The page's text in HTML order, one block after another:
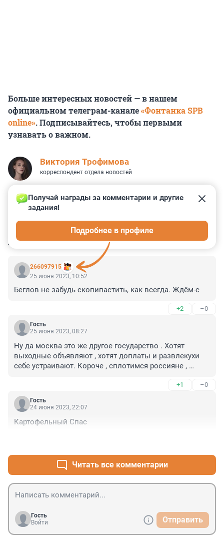
Больше интересных новостей — в нашем
официальном телеграм-канале«Фонтанка SPB
online». Подписывайтесь, чтобы первыми
узнавать о важном.
Виктория Трофимова
корреспондент отдела новостей
КОММЕНТАРИИ 13
266097915
Получай награды за комментарии и другие
задания!
Подробнее в профиле
25 июня 2023, 10:52
Беглов не забудь скопипастить, как всегда. Ждём-с
+2 –0
Гость
25 июня 2023, 08:27
Ну да москва это же другое государство . Хотят
выходные объявляют , хотят доплаты и развлекухи
себе устраивают. Короче , сплотимся россияне ,
+1 –0
Гость
24 июня 2023, 22:07
Картофельный Спас
Читать все комментарии
Гость
Войти
Отправить